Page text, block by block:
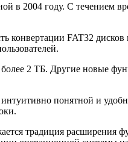
в 2004 году. С течением
FAT32 дисков
2 ТБ. Другие новые
понятной и
традиция расширения